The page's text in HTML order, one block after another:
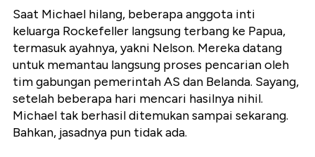
Saat Michael hilang, beberapa anggota inti
keluarga Rockefeller langsung terbang ke Papua,
termasuk ayahnya, yakni Nelson. Mereka datang
untuk memantau langsung proses pencarian oleh
tim gabungan pemerintah AS dan Belanda. Sayang,
setelah beberapa hari mencari hasilnya nihil.
Michael tak berhasil ditemukan sampai sekarang.
Bahkan, jasadnya pun tidak ada.